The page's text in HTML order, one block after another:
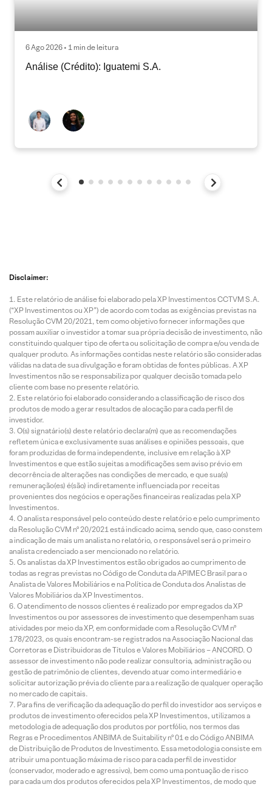
6 Ago 2026 • 1 min de leitura
Análise (Crédito): Iguatemi S.A.
Disclaimer:
Este relatório de análise foi elaborado pela XP Investimentos CCTVM S.A.
(“XP Investimentos ou XP”) de acordo com todas as exigências previstas na
Resolução CVM 20/2021, tem como objetivo fornecer informações que
possam auxiliar o investidor a tomar sua própria decisão de investimento, não
constituindo qualquer tipo de oferta ou solicitação de compra e/ou venda de
qualquer produto. As informações contidas neste relatório são consideradas
válidas na data de sua divulgação e foram obtidas de fontes públicas. A XP
Investimentos não se responsabiliza por qualquer decisão tomada pelo
cliente com base no presente relatório.
Este relatório foi elaborado considerando a classificação de risco dos
produtos de modo a gerar resultados de alocação para cada perfil de
investidor.
O(s) signatário(s) deste relatório declara(m) que as recomendações
refletem única e exclusivamente suas análises e opiniões pessoais, que
foram produzidas de forma independente, inclusive em relação à XP
Investimentos e que estão sujeitas a modificações sem aviso prévio em
decorrência de alterações nas condições de mercado, e que sua(s)
remuneração(es) é(são) indiretamente influenciada por receitas
provenientes dos negócios e operações financeiras realizadas pela XP
Investimentos.
O analista responsável pelo conteúdo deste relatório e pelo cumprimento
da Resolução CVM nº 20/2021 está indicado acima, sendo que, caso constem
a indicação de mais um analista no relatório, o responsável será o primeiro
analista credenciado a ser mencionado no relatório.
Os analistas da XP Investimentos estão obrigados ao cumprimento de
todas as regras previstas no Código de Conduta da APIMEC Brasil para o
Analista de Valores Mobiliários e na Política de Conduta dos Analistas de
Valores Mobiliários da XP Investimentos.
O atendimento de nossos clientes é realizado por empregados da XP
Investimentos ou por assessores de investimento que desempenham suas
atividades por meio da XP, em conformidade com a Resolução CVM nº
178/2023, os quais encontram-se registrados na Associação Nacional das
Corretoras e Distribuidoras de Títulos e Valores Mobiliários – ANCORD. O
assessor de investimento não pode realizar consultoria, administração ou
gestão de patrimônio de clientes, devendo atuar como intermediário e
solicitar autorização prévia do cliente para a realização de qualquer operação
no mercado de capitais.
Para fins de verificação da adequação do perfil do investidor aos serviços e
produtos de investimento oferecidos pela XP Investimentos, utilizamos a
metodologia de adequação dos produtos por portfólio, nos termos das
Regras e Procedimentos ANBIMA de Suitability nº 01 e do Código ANBIMA
de Distribuição de Produtos de Investimento. Essa metodologia consiste em
atribuir uma pontuação máxima de risco para cada perfil de investidor
(conservador, moderado e agressivo), bem como uma pontuação de risco
para cada um dos produtos oferecidos pela XP Investimentos, de modo que